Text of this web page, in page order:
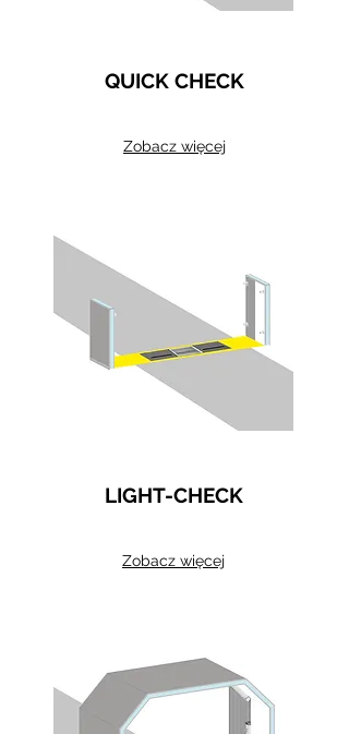
QUICK CHECK
Zobacz więcej
LIGHT-CHECK
Zobacz więcej